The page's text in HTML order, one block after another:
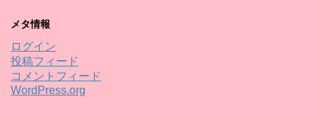
メタ情報
ログイン
投稿フィード
コメントフィード
WordPress.org